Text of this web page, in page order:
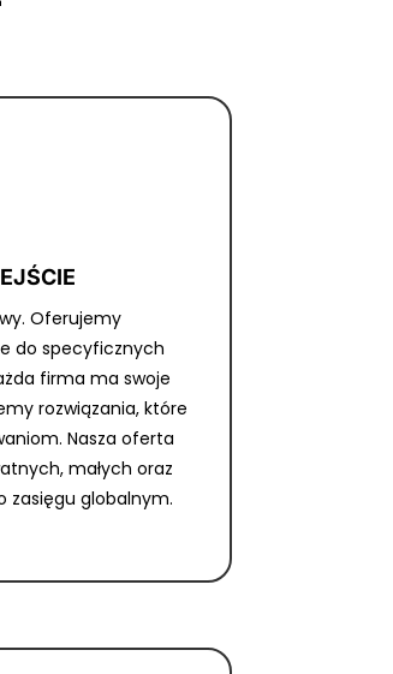
Oferujemy
do specyficznych
firma ma swoje
rozwiązania, które
Nasza oferta
małych oraz
zasięgu globalnym.